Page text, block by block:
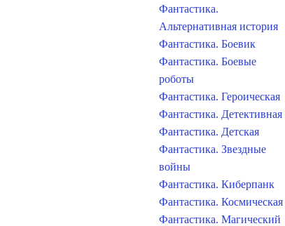
Фантастика.
Альтернативная история
Фантастика. Боевик
Фантастика. Боевые
роботы
Фантастика. Героическая
Фантастика. Детективная
Фантастика. Детская
Фантастика. Звездные
войны
Фантастика. Киберпанк
Фантастика. Космическая
Фантастика. Магический